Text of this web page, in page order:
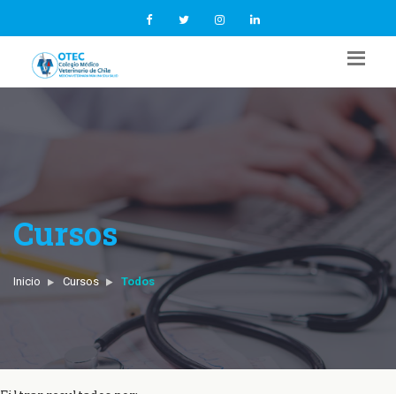
Cursos
Inicio Cursos Todos